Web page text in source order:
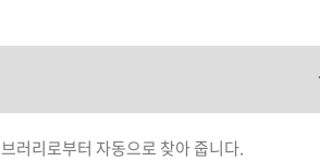
러리로부터 자동으로 찾아 줍니다.